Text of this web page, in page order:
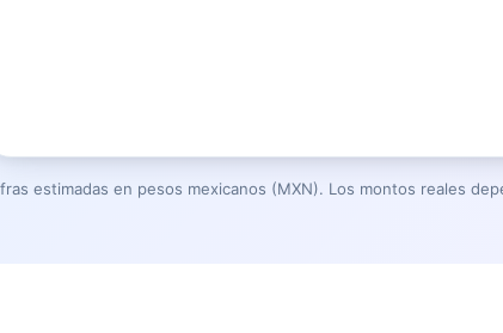
estimadas en pesos mexicanos (MXN). Los montos reales